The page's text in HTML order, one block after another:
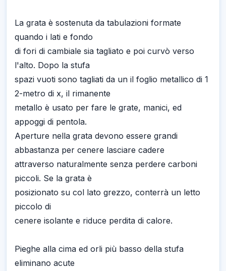
La grata è sostenuta da tabulazioni formate
quando i lati e fondo
di fori di cambiale sia tagliato e poi curvò verso
l'alto. Dopo la stufa
spazi vuoti sono tagliati da un il foglio metallico di 1
2-metro di x, il rimanente
metallo è usato per fare le grate, manici, ed
appoggi di pentola.
Aperture nella grata devono essere grandi
abbastanza per cenere lasciare cadere
attraverso naturalmente senza perdere carboni
piccoli. Se la grata è
posizionato su col lato grezzo, conterrà un letto
piccolo di
cenere isolante e riduce perdita di calore.
Pieghe alla cima ed orli più basso della stufa
eliminano acute